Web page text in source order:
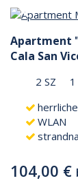
Apartment
Cala San
2 SZ
WLAN
104,00 €